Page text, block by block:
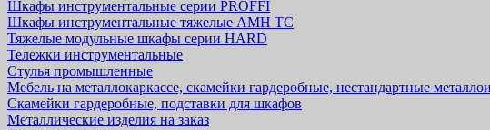
Шкафы инструментальные серии PROFFI
Шкафы инструментальные тяжелые AMH TC
Тяжелые модульные шкафы серии HARD
Тележки инструментальные
Стулья промышленные
Мебель на металлокаркассе, скамейки гардеробные, нестандартные
Скамейки гардеробные, подставки для шкафов
Металлические изделия на заказ